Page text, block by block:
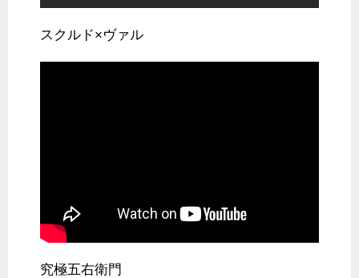
スクルド×ヴァル
究極五右衛門